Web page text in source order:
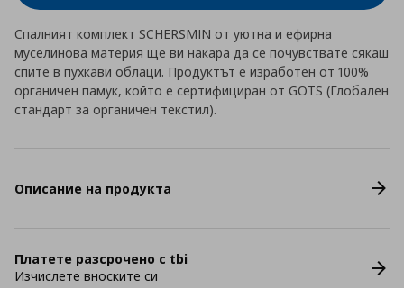
Спалният комплект SCHERSMIN от уютна и ефирна
муселинова материя ще ви накара да се почувствате сякаш
спите в пухкави облаци. Продуктът е изработен от 100%
органичен памук, който е сертифициран от GOTS (Глобален
стандарт за органичен текстил).
Описание на продукта
Платете разсрочено с tbi
Изчислете вноските си